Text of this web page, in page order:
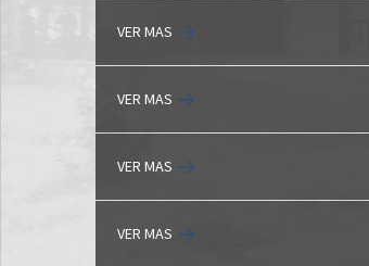
VER MAS
VER MAS
VER MAS
VER MAS